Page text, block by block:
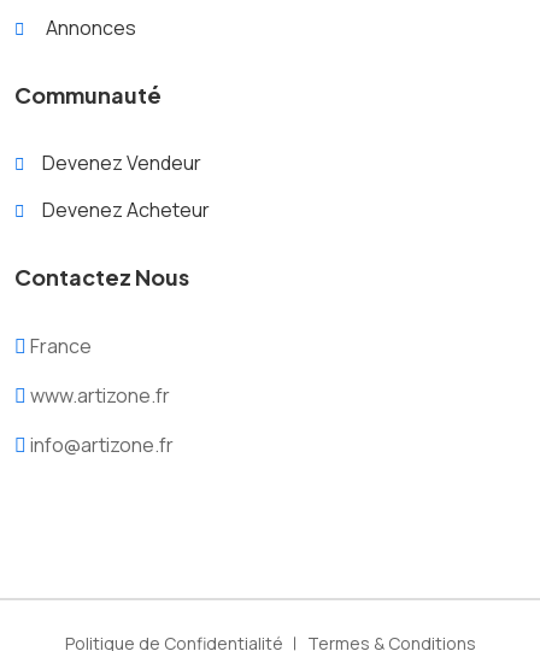
Annonces
Communauté
Devenez Vendeur
Devenez Acheteur
Contactez Nous
France
www.artizone.fr
info@artizone.fr
Politique de Confidentialité Termes & Conditions